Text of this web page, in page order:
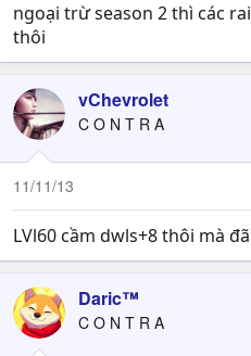
ngoại trừ season 2 thì các
thôi
vChevrolet
C O N T R A
11/11/13
LVl60 cầm dwls+8 thôi mà
Daric™
C O N T R A